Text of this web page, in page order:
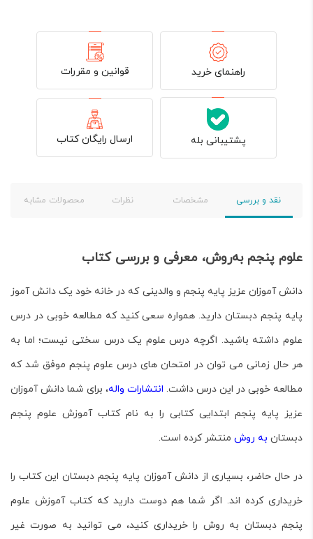
راهنمای خرید قوانین و مقررات
پشتیبانی بله ارسال رایگان کتاب
نقد و بررسی مشخصات نظرات محصولات مشابه
علوم پنجم به‌روش، معرفی و بررسی کتاب
دانش آموزان عزیز پایه پنجم و والدینی که در خانه خود یک دانش آموز
پایه پنجم دبستان دارید. همواره سعی کنید که مطالعه خوبی در درس
علوم داشته باشید. اگرچه درس علوم یک درس سختی نیست؛ اما به
هر حال زمانی می توان در امتحان های درس علوم پنجم موفق شد که
مطالعه خوبی در این درس داشت. انتشارات واله، برای شما دانش آموزان
عزیز پایه پنجم ابتدایی کتابی را به نام کتابآموزش علوم پنجم
دبستان به روش منتشر کرده است.
در حال حاضر، بسیاری از دانش آموزان پایه پنجم دبستان این کتاب را
خریداری کرده اند. اگر شما هم دوست دارید که کتابآموزش علوم
پنجم دبستان به روش را خریداری کنید، می توانید به صورت غیر